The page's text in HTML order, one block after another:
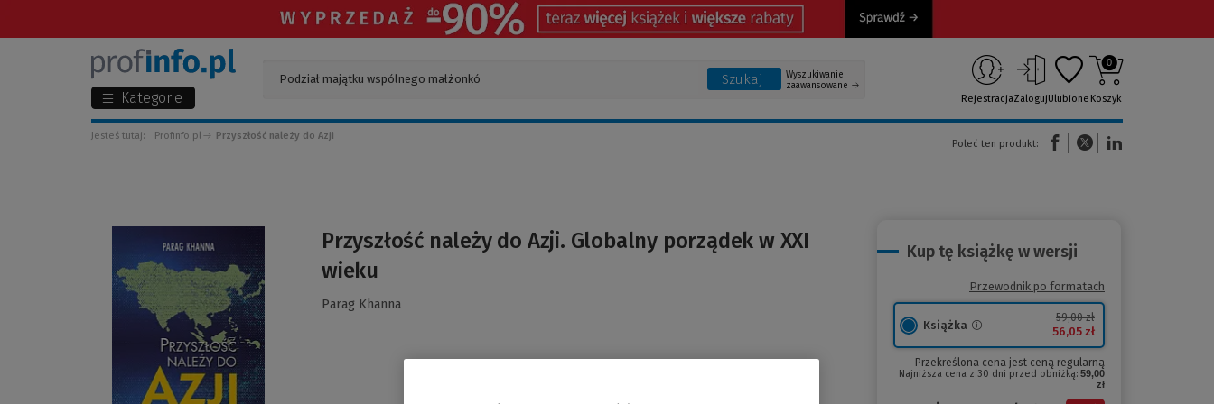
Kategorie
Szukaj
Wyszukiwanie
zaawansowane
RejestracjaZalogujUlubione
0
Koszyk
Jesteś tutaj: Profinfo.pl Przyszłość należy do Azji
Poleć ten produkt:
(Nowe okno)(Link do innej strony)
strony)
Przyszłość należy do Azji. Globalny porządek w XXI
wieku
Parag Khanna
Kup tę książkę w wersji
Przewodnik po formatach
Książka
59,00 zł
56,05 zł
Przekreślona cena jest ceną regularną
Najniższa cena z 30 dni przed obniżką: 59,00
zł